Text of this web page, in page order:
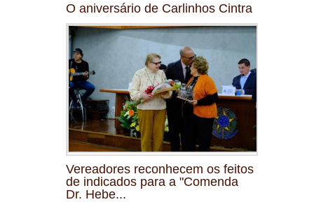
O aniversário de Carlinhos Cintra
Vereadores reconhecem os feitos
de indicados para a "Comenda
Dr. Hebe...